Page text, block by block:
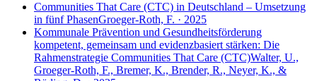
Communities That Care (CTC) in Deutschland – Umsetzung
in fünf PhasenGroeger-Roth, F. · 2025
Kommunale Prävention und Gesundheitsförderung
kompetent, gemeinsam und evidenzbasiert stärken: Die
Rahmenstrategie Communities That Care (CTC)Walter, U.,
Groeger-Roth, F., Bremer, K., Brender, R., Neyer, K., &